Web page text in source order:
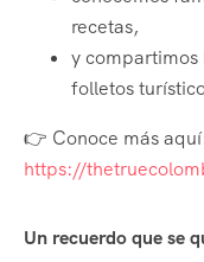
recetas,
y compartimos
folletos
👉 Conoce más
https://
Un recuerdo que se